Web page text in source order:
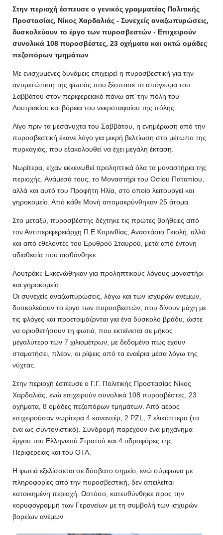
Στην περιοχή έσπευσε ο γενικός γραμματέας Πολιτικής
Προστασίας, Νίκος Χαρδαλιάς - Συνεχείς αναζωπυρώσεις,
δυσκολεύουν το έργο των πυροσβεστών - Επιχειρούν
συνολικά 108 πυροσβέστες, 23 οχήματα και οκτώ ομάδες
πεζοπόρων τμημάτων
Με ενισχυμένες δυνάμεις επιχειρεί η πυροσβεστική για την
αντιμετώπιση της φωτιάς που ξέσπασε το απόγευμα του
Σαββάτου στον περιφερειακό πάνω απ’ την πόλη του
Λουτρακίου και βόρεια του νεκροταφαίου της πόλης.
Λίγο πριν τα μεσάνυχτα του Σαββάτου, η ενημέρωση από την
πυροσβεστική έκανε λόγο για μικρή βελτίωση στο μέτωπο της
πυρκαγιάς, που εξακολουθεί να έχει μεγάλη έκταση.
Νωρίτερα, είχαν εκκενωθεί προληπτικά όλα τα μοναστήρια της
περιοχής. Ανάμεσά τους, το Μοναστήρι του Οσίου Παταπίου,
αλλά και αυτό του Προφήτη Ηλία, στο οποίο λειτουργεί και
γηροκομείο. Από κάθε Μονή απομακρύνθηκαν 25 άτομα.
Στο μεταξύ, πυροσβέστης δέχτηκε τις πρώτες βοήθειες από
τον Αντιπεριφερειάρχη Π.Ε Κορινθίας, Αναστάσιο Γκιολή, αλλά
και από εθελοντές του Ερυθρού Σταυρού, μετά από έντονη
αδιαθεσία που αισθάνθηκε.
Λουτράκι: Εκκενώθηκαν για προληπτικούς λόγους μοναστήρι
και γηροκομείο
Οι συνεχείς αναζωπυρώσεις, λόγω και των ισχυρών ανέμων,
δυσκολεύουν το έργο των πυροσβεστών, που δίνουν μάχη με
τις φλόγες και προετοιμάζονται για ένα δύσκολο βράδυ, ώστε
να οριοθετήσουν τη φωτιά, που εκτείνεται σε μήκος
μεγαλύτερο των 7 χιλιομέτρων, με δεδομένο πως έχουν
σταματήσει, πλέον, οι ρίψεις από τα εναέρια μέσα λόγω της
νύχτας.
Στην περιοχή έσπευσε ο Γ.Γ. Πολιτικής Προστασίας Νίκος
Χαρδαλιάς, ενώ επιχειρούν συνολικά 108 πυροσβέστες, 23
οχήματα, 8 ομάδες πεζοπόρων τμημάτων. Από αέρος
επιχειρούσαν νωρίτερα 4 καναντέρ, 2 PZL, 7 ελικόπτερα (το
ένα ως συντονιστικό). Συνδρομή παρέχουν ένα μηχάνημα
έργου του Ελληνικού Στρατού και 4 υδροφόρες της
Περιφέρειας και του ΟΤΑ.
Η φωτιά εξελίσσεται σε δύσβατο σημείο, ενώ σύμφωνα με
πληροφορίες από την πυροσβεστική, δεν απειλείται
κατοικημένη περιοχή. Ωστόσο, κατευθύνθηκε προς την
κορυφογραμμή των Γερανείων με τη συμβολή των ισχυρών
βορείων ανέμων